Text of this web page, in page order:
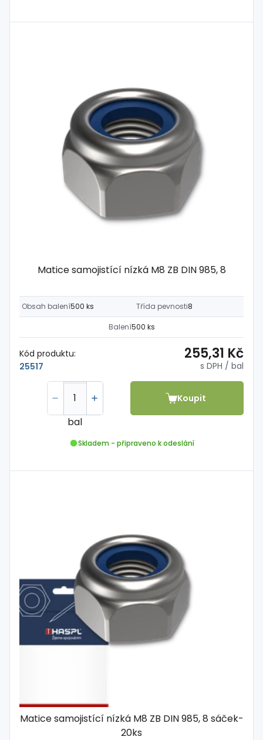
Matice samojistící nízká M8 ZB DIN 985, 8
Obsah balení500 ks Třída pevnosti8
Balení500 ks
Kód produktu:
25517
255,31 Kč
s DPH / bal
bal
Koupit
Skladem - připraveno k odeslání
Matice samojistící nízká M8 ZB DIN 985, 8 sáček-
20ks